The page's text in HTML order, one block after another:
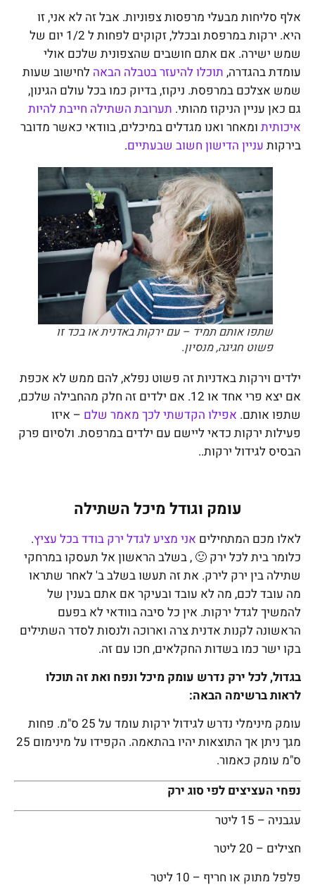
אלף סליחות מבעלי מרפסות צפוניות. אבל זה לא אני, זו
היא. ירקות במרפסת ובכלל, זקוקים לפחות ל 1/2 יום של
שמש ישירה. אם אתם חושבים שהצפונית שלכם אולי
עומדת בהגדרה, תוכלו להיעזר בטבלה הבאה לחישוב שעות
שמש אצלכם במרפסת. ניקוז, בדיוק כמו בכל עולם הגינון,
גם כאן עניין הניקוז מהותי. תערובת השתילה חייבת להיות
איכותית ומאחר ואנו מגדלים במיכלים, בוודאי כאשר מדובר
בירקות עניין הדישון חשוב שבעתיים.
שתפו אותם תמיד – עם ירקות באדנית או בכד זו
פשוט חגיגה, מנסיון.
ילדים וירקות באדניות זה פשוט נפלא, להם ממש לא אכפת
אם יצא פרי אחד או 12. אם ילדים זה חלק מהחבילה שלכם,
שתפו אותם. אפילו הקדשתי לכך מאמר שלם – איזו
פעילות ירקות כדאי ליישם עם ילדים במרפסת. ולסיום פרק
הבסיס לגידול ירקות..
עומק וגודל מיכל השתילה
לאלו מכם המתחילים אני מציע לגדל ירק בודד בכל עציץ.
כלומר בית לכל ירק 🙂 , בשלב הראשון אל תעסקו במרחקי
שתילה בין ירק לירק. את זה תעשו בשלב ב' לאחר שתראו
מה עובד לכם, מה לא עובד ובעיקר אם אתם בענין של
להמשיך לגדל ירקות. אין כל סיבה בוודאי לא בפעם
הראשונה לקנות אדנית צרה וארוכה ולנסות לסדר השתילים
בקו ישר כמו בשדות החקלאים, חכו עם זה.
בגדול, לכל ירק נדרש עומק מיכל ונפח ואת זה תוכלו
לראות ברשימה הבאה:
עומק מינימלי נדרש לגידול ירקות עומד על 25 ס"מ. פחות
מגך ניתן אך התוצאות יהיו בהתאמה. הקפידו על מינימום 25
ס"מ עומק כאמור.
נפחי העציצים לפי סוג ירק
עגבניה – 15 ליטר
חצילים – 20 ליטר
פלפל מתוק או חריף – 10 ליטר